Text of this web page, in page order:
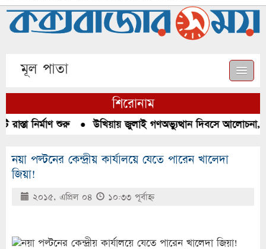
মূল পাতা
শিরোনাম
নির্মাণ শুরু●উখিয়ায় জুলাই গণঅভ্যুত্থান দিবসে আলোচনা,
নয়া পল্টনের কেন্দ্রীয় কার্যালয়ে যেতে পারেন খালেদা
জিয়া!
২০১৫, এপ্রিল ০৪ ১০:৩৩ পূর্বাহ্ণ